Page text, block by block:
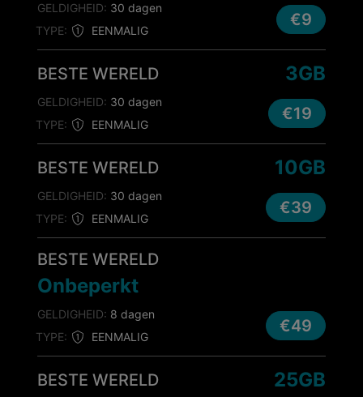
TYPE: EENMALIG
GELDIGHEID: 30 dagen
€9
BESTE WERELD
TYPE: EENMALIG
3GB
GELDIGHEID: 30 dagen
€19
BESTE WERELD
TYPE: EENMALIG
10GB
GELDIGHEID: 30 dagen
€39
BESTE WERELD
TYPE: EENMALIG
Onbeperkt
GELDIGHEID: 8 dagen
€49
BESTE WERELD 25GB